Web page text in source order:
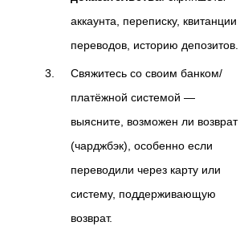
аккаунта, переписку, квитанции
переводов, историю депозитов.
Свяжитесь со своим банком/
платёжной системой —
выясните, возможен ли возврат
(чарджбэк), особенно если
переводили через карту или
систему, поддерживающую
возврат.